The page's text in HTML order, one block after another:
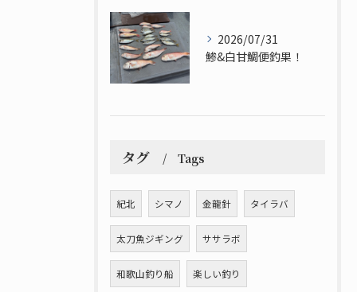
2026/07/31
鯵&白甘鯛便釣果！
タグ Tags
紀北 シマノ 金龍針 タイラバ
太刀魚ジギング ササラボ
和歌山釣り船 楽しい釣り